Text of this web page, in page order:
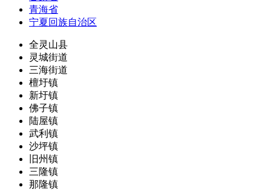
青海省
宁夏回族自治区
全灵山县
灵城街道
三海街道
檀圩镇
新圩镇
佛子镇
陆屋镇
武利镇
沙坪镇
旧州镇
三隆镇
那隆镇